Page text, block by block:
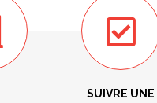
SUIVRE UNE